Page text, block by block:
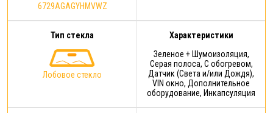
6729AGAGYHMVWZ
Тип стекла
Лобовое стекло
Характеристики
Зеленое + Шумоизоляция,
Серая полоса, С обогревом,
Датчик (Света и/или Дождя),
VIN окно, Дополнительное
оборудование, Инкапсуляция